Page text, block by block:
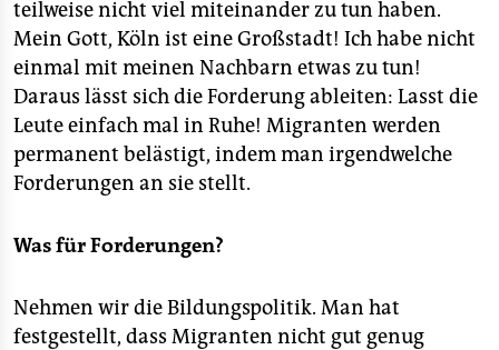
teilweise nicht viel miteinander zu tun haben.
Mein Gott, Köln ist eine Großstadt! Ich habe nicht
einmal mit meinen Nachbarn etwas zu tun!
Daraus lässt sich die Forderung ableiten: Lasst die
Leute einfach mal in Ruhe! Migranten werden
permanent belästigt, indem man irgendwelche
Forderungen an sie stellt.
Was für Forderungen?
Nehmen wir die Bildungspolitik. Man hat
festgestellt, dass Migranten nicht gut genug